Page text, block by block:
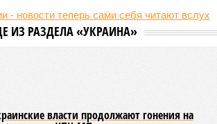
районе СВАО дольщики «Сказочного леса»
– в мае 2026 года были получены
жилищного комплекса в эксплуатацию –
паре станций метро южнее, на Люблинской
сказать, прямо противоположная.
Сюжет:Недвижимость